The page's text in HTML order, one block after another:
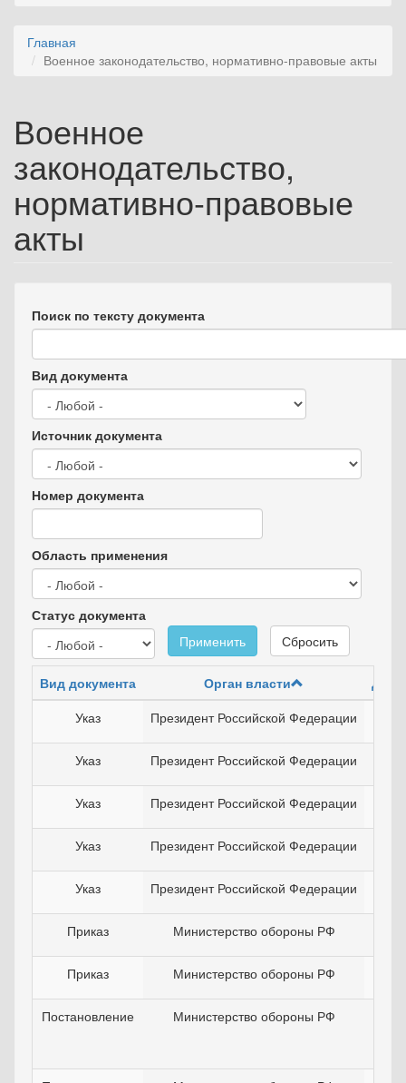
Главная
Военное законодательство, нормативно-правовые акты
Военное
законодательство,
нормативно-правовые
акты
Поиск по тексту документа
Вид документа
Источник документа
Номер документа
Область применения
Статус документа
Применить
Сбросить
Вид документа Орган власти
Дата
Указ
Президент Российской Федерации
Указ Президент Российской Федерации
Указ Президент Российской Федерации
Указ Президент Российской Федерации
Указ Президент Российской Федерации
Приказ Министерство обороны РФ
Приказ Министерство обороны РФ
Постановление Министерство обороны РФ